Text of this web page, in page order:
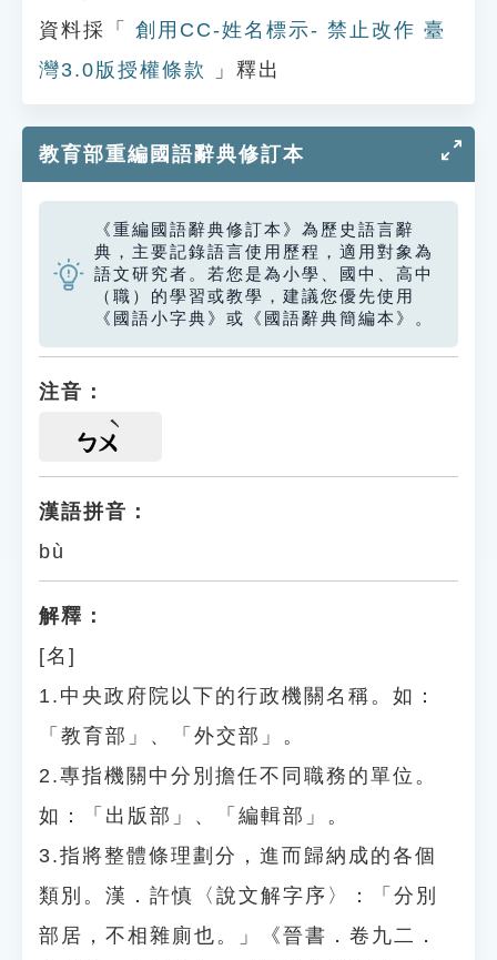
資料採「
創用CC-姓名標示- 禁止改作 臺
灣3.0版授權條款
」釋出
教育部重編國語辭典修訂本
《重編國語辭典修訂本》為歷史語言辭
典，主要記錄語言使用歷程，適用對象為
語文研究者。若您是為小學、國中、高中
（職）的學習或教學，建議您優先使用
《國語小字典》或《國語辭典簡編本》。
注音：
ㄅㄨ
漢語拼音：
bù
解釋：
[名]
1.中央政府院以下的行政機關名稱。如：
「教育部」、「外交部」。
2.專指機關中分別擔任不同職務的單位。
如：「出版部」、「編輯部」。
3.指將整體條理劃分，進而歸納成的各個
類別。漢．許慎〈說文解字序〉：「分別
部居，不相雜廁也。」《晉書．卷九二．